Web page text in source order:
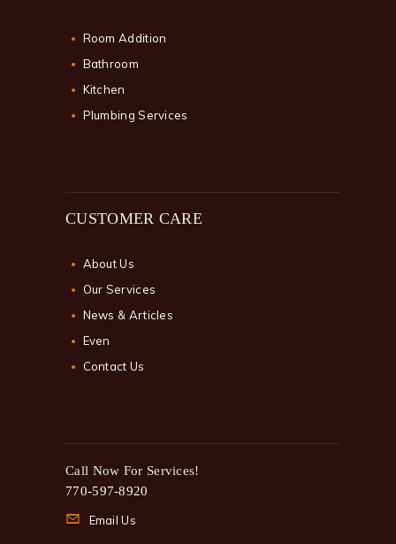
Room Addition
Bathroom
Kitchen
Plumbing Services
CUSTOMER CARE
About Us
Our Services
News & Articles
Even
Contact Us
Call Now For Services!
770-597-8920
Email Us